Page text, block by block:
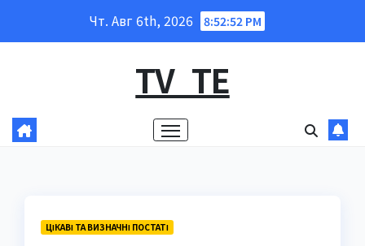
Чт. Авг 6th, 2026 8:52:53 PM
TV_TE
ЦІКАВІ ТА ВИЗНАЧНІ ПОСТАТІ